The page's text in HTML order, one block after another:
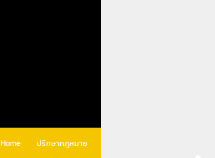
Home ปรึกษากฎหมาย